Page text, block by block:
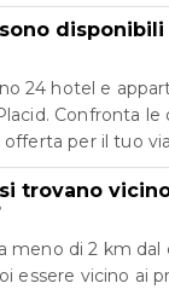
disponibili
24 hotel e
Confronta le
per il tuo
trovano
meno di 2 km
essere vicino ai